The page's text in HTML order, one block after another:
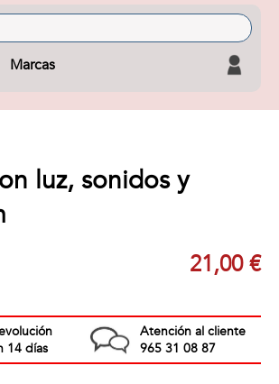
Marcas
luz, sonidos y
21,00 €
14 días
Atención al cliente
965 31 08 87